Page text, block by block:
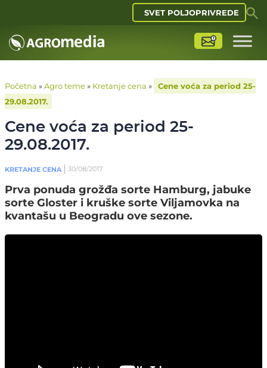
SVET POLJOPRIVREDE
Početna »Agro teme» Kretanje cena »
Cene voća za period 25-
29.08.2017.
Cene voća za period 25-
29.08.2017.
KRETANJE CENA 30/08/2017
Prva ponuda grožđa sorte Hamburg, jabuke
sorte Gloster i kruške sorte Viljamovka na
kvantašu u Beogradu ove sezone.